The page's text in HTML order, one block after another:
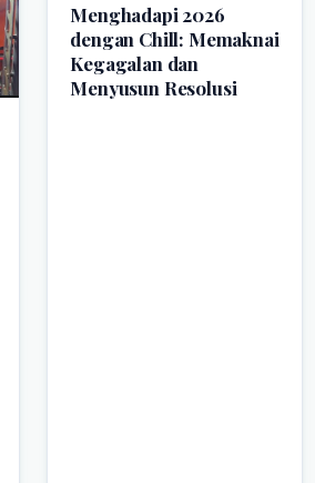
Menghadapi 2026
dengan Chill: Memaknai
Kegagalan dan
Menyusun Resolusi